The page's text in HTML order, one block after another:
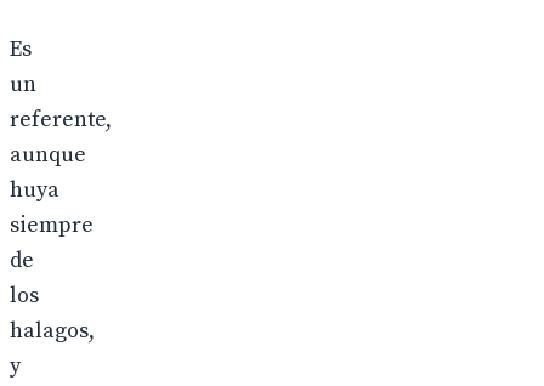
Es
un
referente,
aunque
huya
siempre
de
los
halagos,
y